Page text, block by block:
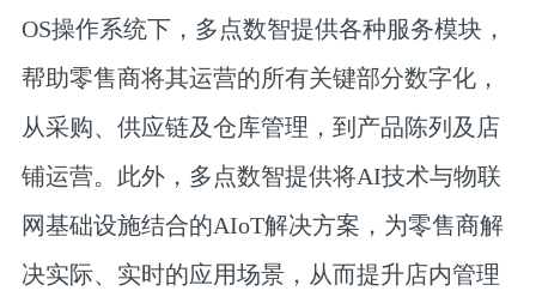
OS操作系统下，多点数智提供各种服务模块，
帮助零售商将其运营的所有关键部分数字化，
从采购、供应链及仓库管理，到产品陈列及店
铺运营。此外，多点数智提供将AI技术与物联
网基础设施结合的AIoT解决方案，为零售商解
决实际、实时的应用场景，从而提升店内管理